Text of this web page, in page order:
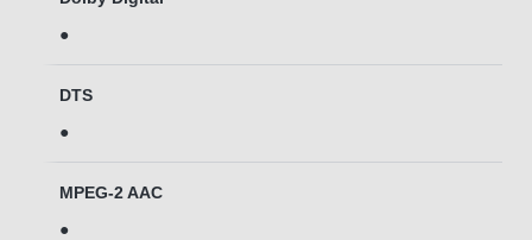
●
DTS
●
MPEG-2 AAC
●